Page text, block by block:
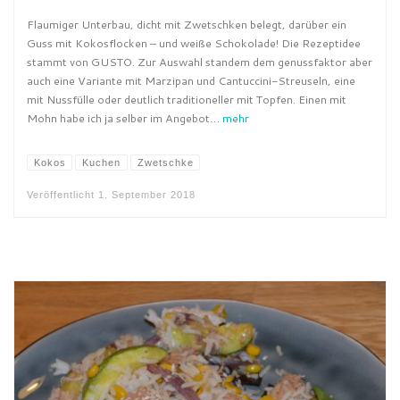
Flaumiger Unterbau, dicht mit Zwetschken belegt, darüber ein
Guss mit Kokosflocken – und weiße Schokolade! Die Rezeptidee
stammt von GUSTO. Zur Auswahl standem dem genussfaktor aber
auch eine Variante mit Marzipan und Cantuccini-Streuseln, eine
mit Nussfülle oder deutlich traditioneller mit Topfen. Einen mit
Mohn habe ich ja selber im Angebot… mehr
Kokos Kuchen Zwetschke
Veröffentlicht 1. September 2018